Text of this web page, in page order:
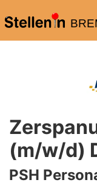
(m/w/d)
PSH